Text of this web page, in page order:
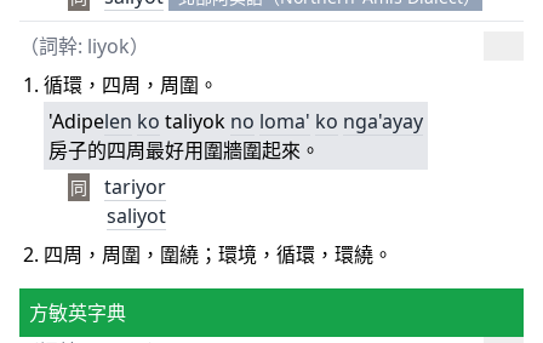
（詞幹: liyok）
循環，四周，周圍。
'Adipelen ko taliyok no loma' ko nga'ayay
房子的四周最好用圍牆圍起來。
同
tariyor
saliyot
四周，周圍，圍繞；環境，循環，環繞。
方敏英字典